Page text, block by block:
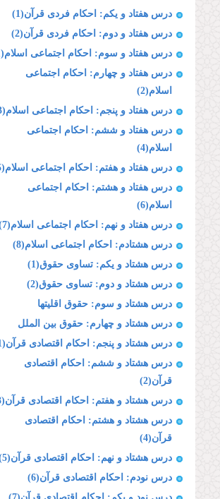
درس هفتاد و یکم: احکام فردی قرآن(1)
درس هفتاد و دوم: احکام فردی قرآن(2)
درس هفتاد و سوم: احکام اجتماعی اسلام(1)
درس هفتاد و چهارم: احکام اجتماعی
اسلام(2)
درس هفتاد و پنجم: احکام اجتماعی اسلام(3)
درس هفتاد و ششم: احکام اجتماعی
اسلام(4)
درس هفتاد و هفتم: احکام اجتماعی اسلام(5)
درس هفتاد و هشتم: احکام اجتماعی
اسلام(6)
درس هفتاد و نهم: احکام اجتماعی اسلام(7)
درس هشتادم: احکام اجتماعی اسلام(8)
درس هشتاد و یکم: تساوی حقوق(1)
درس هشتاد و دوم: تساوی حقوق(2)
درس هشتاد و سوم: حقوق اقلیتها
درس هشتاد و چهارم: حقوق بین الملل
درس هشتاد و پنجم: احکام اقتصادی قرآن(1)
درس هشتاد و ششم: احکام اقتصادی
قرآن(2)
درس هشتاد و هفتم: احکام اقتصادی قرآن(3)
درس هشتاد و هشتم: احکام اقتصادی
قرآن(4)
درس هشتاد و نهم: احکام اقتصادی قرآن(5)
درس نودم: احکام اقتصادی قرآن(6)